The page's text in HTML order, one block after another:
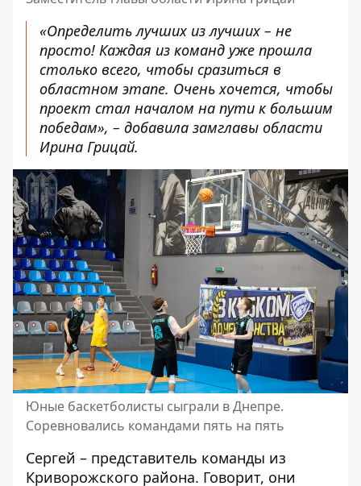
«Определить лучших из лучших – не
просто! Каждая из команд уже прошла
столько всего, чтобы сразиться в
областном этапе. Очень хочется, чтобы
проект стал началом на пути к большим
победам», – добавила замглавы области
Ирина Грицай.
Юные баскетболисты сыграли в Днепре.
Соревновались командами пять на пять
Сергей – представитель команды из
Криворожского района. Говорит, они